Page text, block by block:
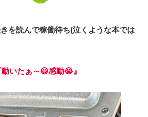
を読んで稼働待ち(泣くような本では
動いたぁ～😃感動😭 』